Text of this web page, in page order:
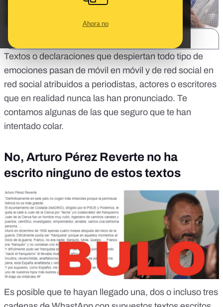
Ahora no
Textos o declaraciones que despiertan todo tipo de
emociones pasan de móvil en móvil y de red social en
red social atribuidos a periodistas, actores o escritores
que en realidad nunca las han pronunciado. Te
contamos algunas de las que seguro que te han
intentado colar.
No, Arturo Pérez Reverte no ha
escrito ninguno de estos textos
Es posible que te hayan llegado una, dos o incluso tres